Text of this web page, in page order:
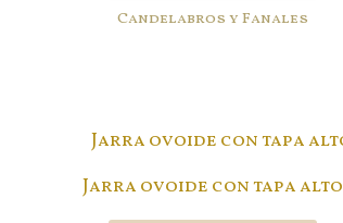
Candelabros y Fanales
Jarra ovoide con tapa alto